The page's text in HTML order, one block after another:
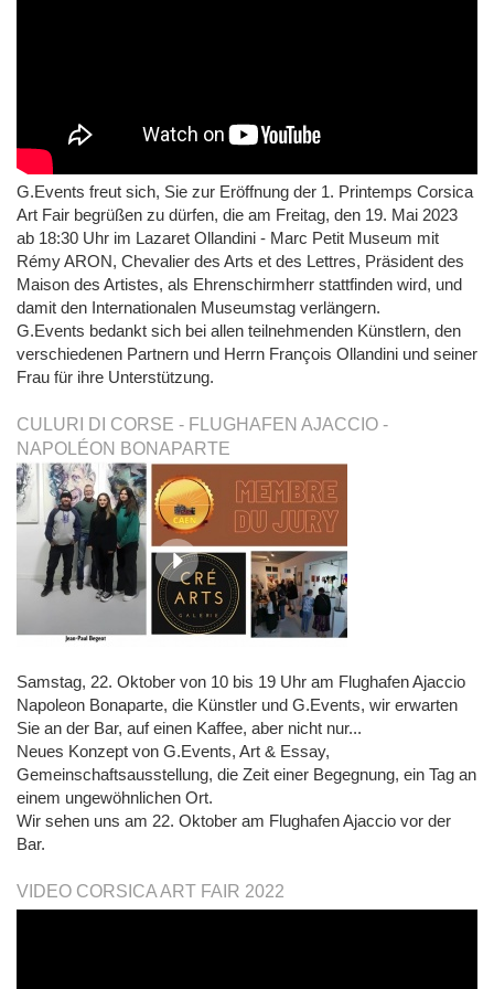
G.Events freut sich, Sie zur Eröffnung der 1. Printemps Corsica
Art Fair begrüßen zu dürfen, die am Freitag, den 19. Mai 2023
ab 18:30 Uhr im Lazaret Ollandini - Marc Petit Museum mit
Rémy ARON, Chevalier des Arts et des Lettres, Präsident des
Maison des Artistes, als Ehrenschirmherr stattfinden wird, und
damit den Internationalen Museumstag verlängern.
G.Events bedankt sich bei allen teilnehmenden Künstlern, den
verschiedenen Partnern und Herrn François Ollandini und seiner
Frau für ihre Unterstützung.
CULURI DI CORSE - FLUGHAFEN AJACCIO -
NAPOLÉON BONAPARTE
Samstag, 22. Oktober von 10 bis 19 Uhr am Flughafen Ajaccio
Napoleon Bonaparte, die Künstler und G.Events, wir erwarten
Sie an der Bar, auf einen Kaffee, aber nicht nur...
Neues Konzept von G.Events, Art & Essay,
Gemeinschaftsausstellung, die Zeit einer Begegnung, ein Tag an
einem ungewöhnlichen Ort.
Wir sehen uns am 22. Oktober am Flughafen Ajaccio vor der
Bar.
VIDEO CORSICA ART FAIR 2022